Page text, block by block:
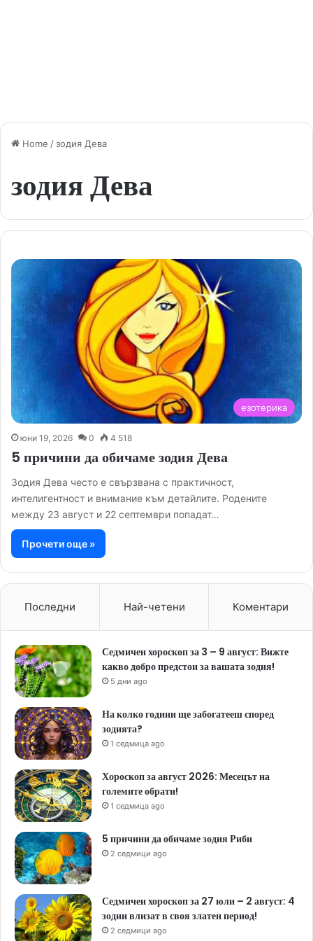
Home /зодия Дева
зодия Дева
езотерика
юни 19, 2026 0 4 518
5 причини да обичаме зодия Дева
Зодия Дева често е свързвана с практичност,
интелигентност и внимание към детайлите. Родените
между 23 август и 22 септември попадат…
Прочети още »
Последни Най-четени Коментари
Седмичен хороскоп за 3 – 9 август: Вижте
какво добро предстои за вашата зодия!
5 дни ago
На колко години ще забогатееш според
зодията?
1 седмица ago
Хороскоп за август 2026: Месецът на
големите обрати!
1 седмица ago
5 причини да обичаме зодия Риби
2 седмици ago
Седмичен хороскоп за 27 юли – 2 август: 4
зодии влизат в своя златен период!
2 седмици ago